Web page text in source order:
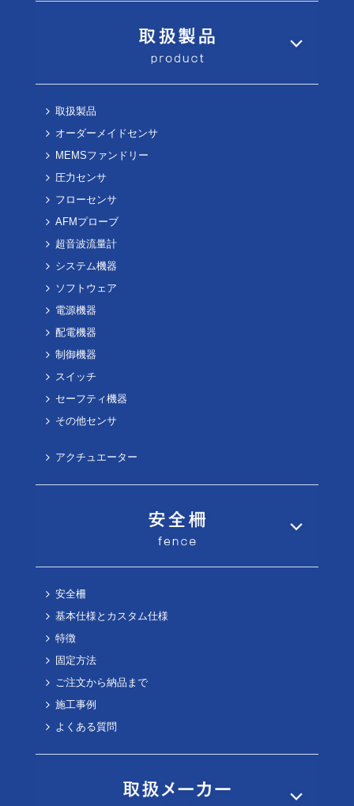
取扱製品
オーダーメイドセンサ
MEMSファンドリー
圧力センサ
フローセンサ
AFMプローブ
超音波流量計
システム機器
ソフトウェア
電源機器
配電機器
制御機器
スイッチ
セーフティ機器
その他センサ
アクチュエーター
安全柵
基本仕様とカスタム仕様
特徴
固定方法
ご注文から納品まで
施工事例
よくある質問